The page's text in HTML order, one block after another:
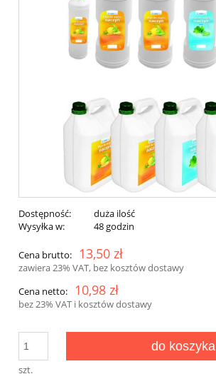
Dostępność:
duża ilość
Wysyłka w:
48 godzin
Cena brutto: 13,50 zł
zawiera 23% VAT, bez kosztów dostawy
Cena netto:
10,98 zł
bez 23% VAT i kosztów dostawy
szt.
do koszyka